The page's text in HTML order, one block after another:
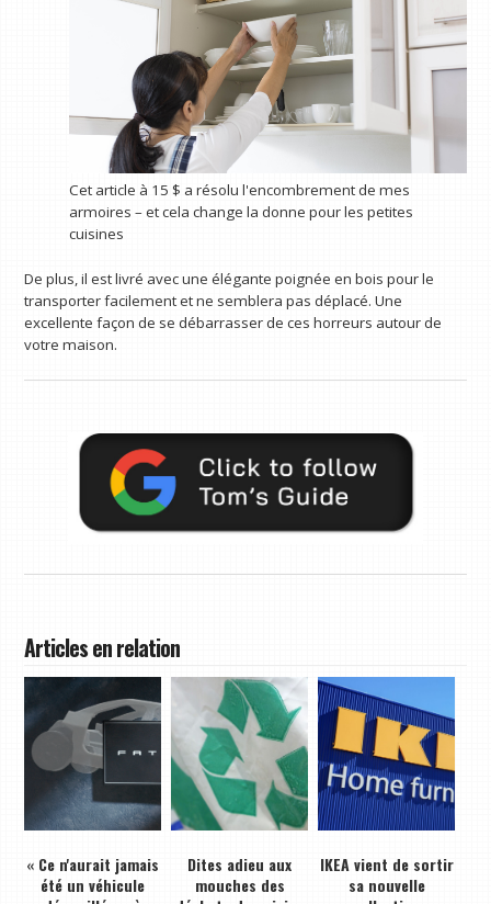
Cet article à 15 $ a résolu l'encombrement de mes
armoires – et cela change la donne pour les petites
cuisines
De plus, il est livré avec une élégante poignée en bois pour le
transporter facilement et ne semblera pas déplacé. Une
excellente façon de se débarrasser de ces horreurs autour de
votre maison.
Articles en relation
« Ce n'aurait jamais
été un véhicule
Dites adieu aux
mouches des
IKEA vient de sortir
sa nouvelle